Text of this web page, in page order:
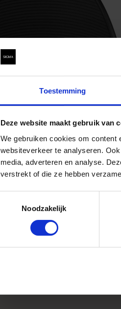
Toestemming
Deze website maakt gebruik van
We gebruiken cookies om content
websiteverkeer te analyseren.
media, adverteren en analyse.
verstrekt of die ze hebben
Noodzakelijk